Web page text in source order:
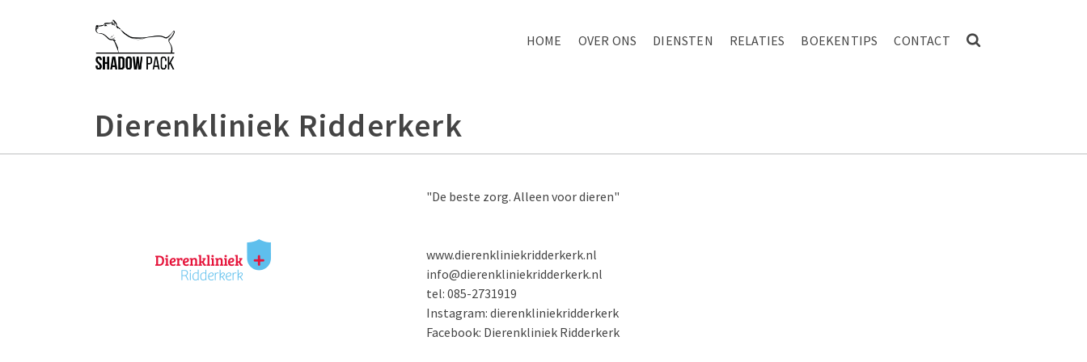
HOME OVER ONS DIENSTEN RELATIES BOEKENTIPS CONTACT
Dierenkliniek Ridderkerk
"De beste zorg. Alleen voor dieren"
www.dierenkliniekridderkerk.nl
info@dierenkliniekridderkerk.nl
tel: 085-2731919
Instagram: dierenkliniekridderkerk
Facebook: Dierenkliniek Ridderkerk